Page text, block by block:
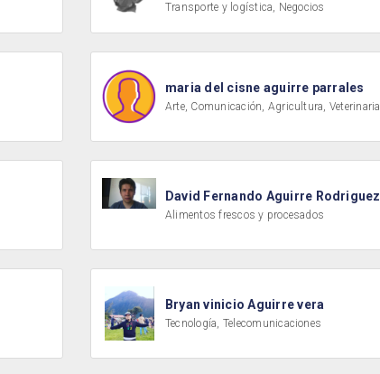
Transporte y logística, Negocios
maria del cisne aguirre parrales
Arte, Comunicación, Agricultura, Veterinaria
David Fernando Aguirre Rodriguez
Alimentos frescos y procesados
Bryan vinicio Aguirre vera
Tecnología, Telecomunicaciones